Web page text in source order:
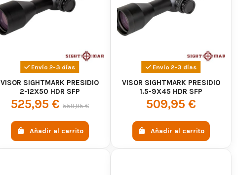
Envío 2-3 días
VISOR SIGHTMARK PRESIDIO
2-12X50 HDR SFP
525,95 € 559,95 €
Añadir al carrito
Envío 2-3 días
VISOR SIGHTMARK PRESIDIO
1.5-9X45 HDR SFP
509,95 €
Añadir al carrito